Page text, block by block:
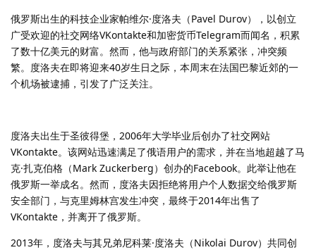
俄罗斯出生的科技企业家帕维尔·度洛夫（Pavel Durov），以创立
广受欢迎的社交网络VKontakte和加密货币Telegram而闻名，积累
了数十亿美元的财富。然而，他与政府部门的关系紧张，冲突频
繁。度洛夫在即将迎来40岁生日之际，本周末在法国巴黎近郊的一
个机场被逮捕，引发了广泛关注。
度洛夫出生于圣彼得堡，2006年大学毕业后创办了社交网站
VKontakte。该网站迅速满足了俄语用户的需求，并在当地超越了马
克·扎克伯格（Mark Zuckerberg）创办的Facebook。此举让他在
俄罗斯一举成名。然而，度洛夫因拒绝将用户个人数据交给俄罗斯
安全部门，与克里姆林宫发生冲突，最终于2014年出售了
VKontakte，并离开了俄罗斯。
2013年，度洛夫与其兄弟尼科莱·度洛夫（Nikolai Durov）共同创